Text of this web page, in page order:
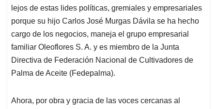
lejos de estas lides políticas, gremiales y empresariales
porque su hijo Carlos José Murgas Dávila se ha hecho
cargo de los negocios, maneja el grupo empresarial
familiar Oleoflores S. A. y es miembro de la Junta
Directiva de Federación Nacional de Cultivadores de
Palma de Aceite (Fedepalma).
Ahora, por obra y gracia de las voces cercanas al